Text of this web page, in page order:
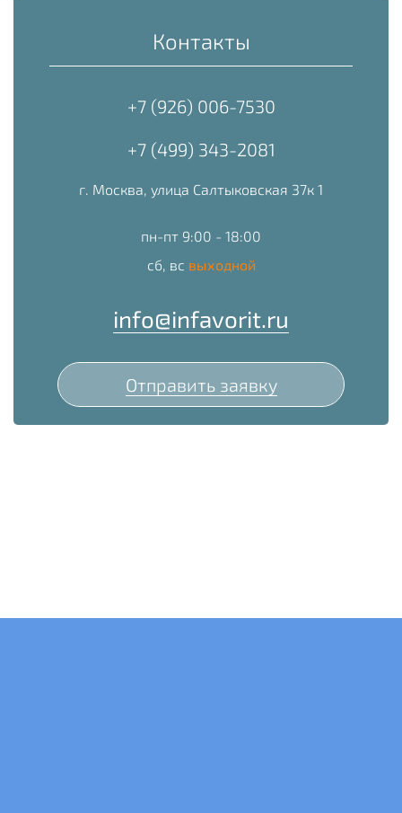
Контакты
+7 (926) 006-7530
+7 (499) 343-2081
г. Москва, улица Салтыковская 37к 1
пн-пт 9:00 - 18:00
сб, вс выходной
info@infavorit.ru
Отправить заявку